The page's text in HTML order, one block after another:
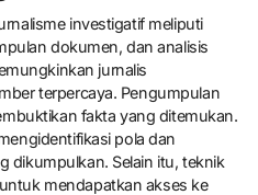
investigatif meliputi
dokumen, dan analisis
jurnalis
terpercaya. Pengumpulan
fakta yang ditemukan.
pola dan
dikumpulkan. Selain itu, teknik
mendapatkan akses ke